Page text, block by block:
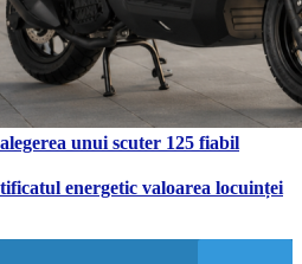
unui scuter 125 fiabil
energetic valoarea locuinței